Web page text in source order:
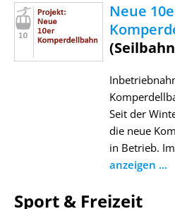
Neue
Seit der
die neue
in Betrieb.
anzeigen ...
Sport & Freizeit